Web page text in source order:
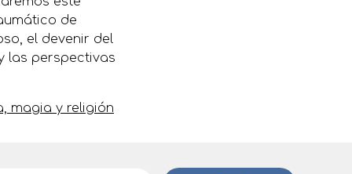
de
el devenir del
las perspectivas
magia y religión